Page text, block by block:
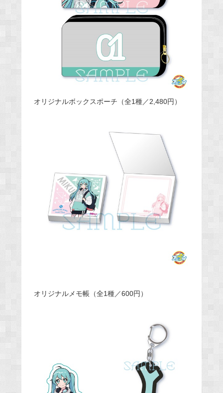
オリジナルボックスポーチ（全1種／2,480円）
オリジナルメモ帳（全1種／600円）